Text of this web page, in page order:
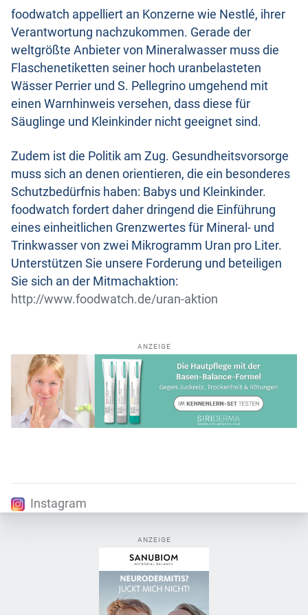
foodwatch appelliert an Konzerne wie Nestlé, ihrer
Verantwortung nachzukommen. Gerade der
weltgrößte Anbieter von Mineralwasser muss die
Flaschenetiketten seiner hoch uranbelasteten
Wässer Perrier und S. Pellegrino umgehend mit
einen Warnhinweis versehen, dass diese für
Säuglinge und Kleinkinder nicht geeignet sind.
Zudem ist die Politik am Zug. Gesundheitsvorsorge
muss sich an denen orientieren, die ein besonderes
Schutzbedürfnis haben: Babys und Kleinkinder.
foodwatch fordert daher dringend die Einführung
eines einheitlichen Grenzwertes für Mineral- und
Trinkwasser von zwei Mikrogramm Uran pro Liter.
Unterstützen Sie unsere Forderung und beteiligen
Sie sich an der Mitmachaktion:
http://www.foodwatch.de/uran-aktion
ANZEIGE
Instagram
ANZEIGE